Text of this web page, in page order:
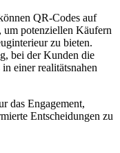
QR-Codes auf
potenziellen Käufern
zu bieten.
bei der Kunden die
einer realitätsnahen
das Engagement,
Entscheidungen zu